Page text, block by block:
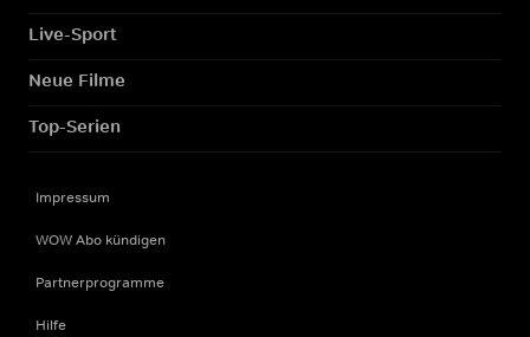
Live-Sport
Neue Filme
Top-Serien
Impressum
WOW Abo kündigen
Partnerprogramme
Hilfe